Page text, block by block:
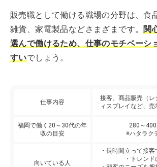
販売職として働ける職場の分野は、食
雑貨、家電製品などさまざまです。関
選んで働けるため、仕事のモチベーシ
すいでしょう。
仕事内容
接客、商品販売（
ィスプレイなど、
福岡で働く20～30代の年
収の目安
280～
※ハタラク
向いている人
・長時間立って接
・トレン